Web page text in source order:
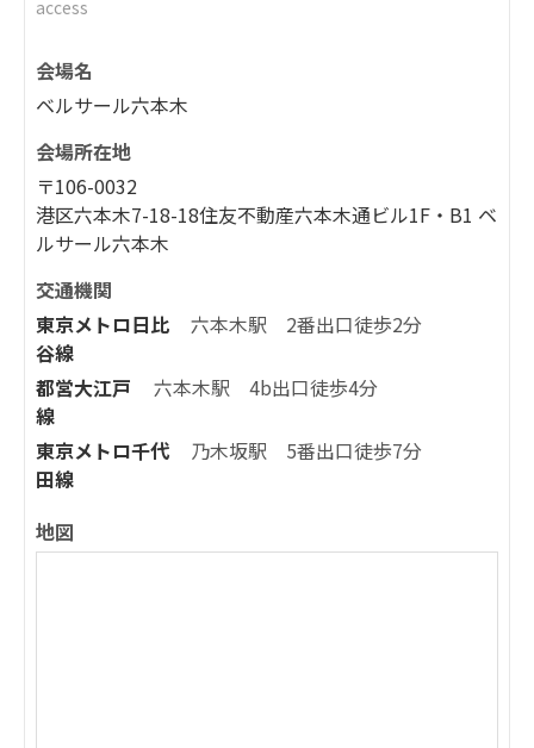
access
会場名
ベルサール六本木
会場所在地
〒106-0032
港区六本木7-18-18住友不動産六本木通ビル1F・B1 ベ
ルサール六本木
交通機関
東京メトロ日比
谷線
六本木駅 2番出口徒歩2分
都営大江戸
線
六本木駅 4b出口徒歩4分
東京メトロ千代
田線
乃木坂駅 5番出口徒歩7分
地図